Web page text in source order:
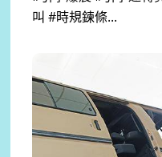
叫 #時規鍊條...